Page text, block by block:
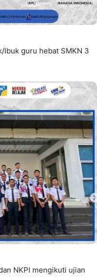
Ibuk guru hebat SMKN 3
NKPI mengikuti ujian